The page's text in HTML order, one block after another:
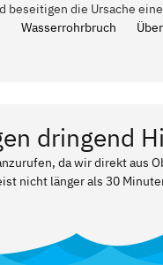
beseitigen die Ursache
Wasserrohrbruch
dringend
da wir direkt aus
nicht länger als 30